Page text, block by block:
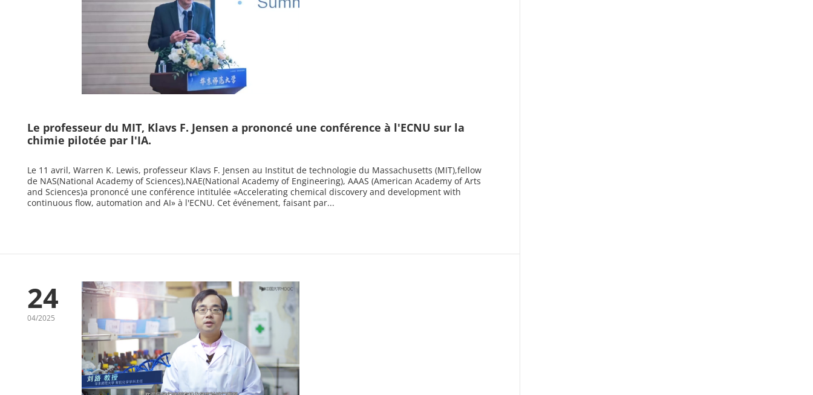
Le professeur du MIT, Klavs F. Jensen a prononcé une conférence à l'ECNU sur la
chimie pilotée par l'IA.
Le 11 avril, Warren K. Lewis, professeur Klavs F. Jensen au Institut de technologie du Massachusetts (MIT),fellow
de NAS(National Academy of Sciences),NAE(National Academy of Engineering), AAAS (American Academy of Arts
and Sciences)a prononcé une conférence intitulée «Accelerating chemical discovery and development with
continuous flow, automation and AI» à l'ECNU. Cet événement, faisant par...
24
04/2025